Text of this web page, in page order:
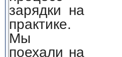
зарядки на
практике.
Мы
поехали на